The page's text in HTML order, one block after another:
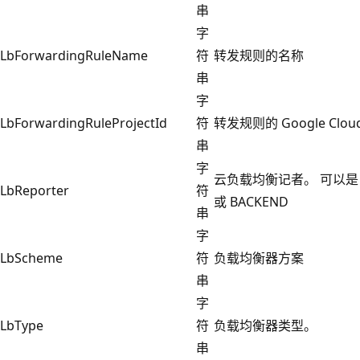
串
LbForwardingRuleName
字
符
串
转发规则的名称
LbForwardingRuleProjectId
字
符
串
转发规则的 Google
LbReporter
字
符
串
云负载均衡记者。 可以是
或 BACKEND
LbScheme
字
符
串
负载均衡器方案
LbType
字
符
串
负载均衡器类型。